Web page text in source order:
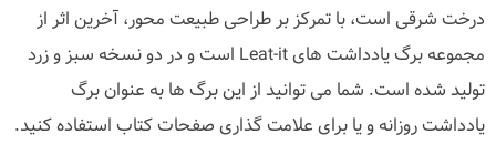
درخت شرقی است، با تمرکز بر طراحی طبیعت محور، آخرین اثر از
مجموعه برگ یادداشت های Leat-it است و در دو نسخه سبز و زرد
تولید شده است. شما می توانید از این برگ ها به عنوان برگ
یادداشت روزانه و یا برای علامت گذاری صفحات کتاب استفاده کنید.